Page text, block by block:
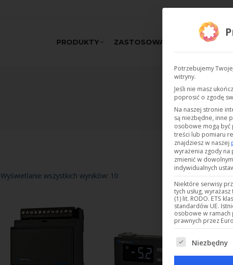
PRODUKTY ZASTOSOWANIA WSPARCIE
Wyświetlanie wszystkich wyników: 10
Potrzebujemy
witryny.
Jeśli nie masz
poprosić o zgodę
Na naszej stronie
są niezbędne, inne
osobowe mogą być
treści lub pomiaru
znajdziesz w naszej
wyrażenia zgody na
zmienić w
indywidualnych
Niektóre serwisy
tych usług,
(1) lit. RODO. ETS
standardów UE.
osobowe w ramach
prawnych przez
PoniżejNiezbędny